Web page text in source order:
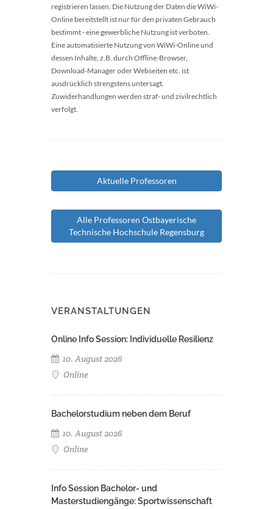
registrieren lassen. Die Nutzung der Daten die WiWi-
Online bereitstellt ist nur für den privaten Gebrauch
bestimmt - eine gewerbliche Nutzung ist verboten.
Eine automatisierte Nutzung von WiWi-Online und
dessen Inhalte, z.B. durch Offline-Browser,
Download-Manager oder Webseiten etc. ist
ausdrücklich strengstens untersagt.
Zuwiderhandlungen werden straf- und zivilrechtlich
verfolgt.
Aktuelle Professoren
Alle Professoren Ostbayerische
Technische Hochschule Regensburg
VERANSTALTUNGEN
Online Info Session: Individuelle Resilienz
10. August 2026
Online
Bachelorstudium neben dem Beruf
10. August 2026
Online
Info Session Bachelor- und
Masterstudiengänge: Sportwissenschaft